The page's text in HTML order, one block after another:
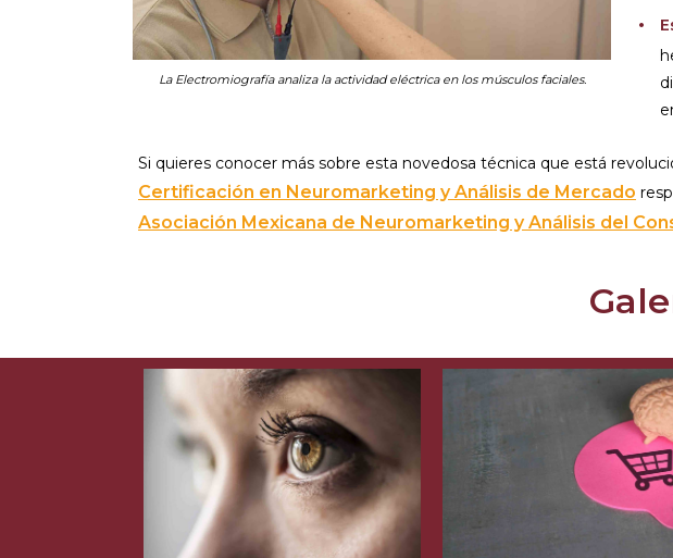
La Electromiografía analiza la actividad eléctrica en los músculos faciales.
Si quieres conocer más sobre esta novedosa técnica que está
Certificación en Neuromarketing y Análisis de Mercado
Asociación Mexicana de Neuromarketing y Análisis del